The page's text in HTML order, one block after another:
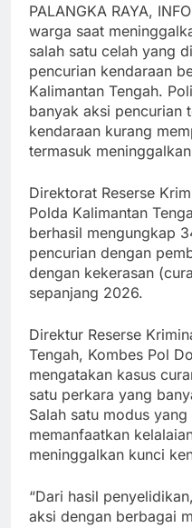
PALANGKA RAYA,
warga saat
salah satu celah yang
pencurian kendaraan
Kalimantan Tengah.
banyak aksi pencurian
kendaraan kurang
termasuk
Direktorat Reserse
Polda Kalimantan
berhasil mengungkap
pencurian dengan
dengan kekerasan
sepanjang 2026.
Direktur Reserse
Tengah, Kombes Pol
mengatakan kasus
satu perkara yang
Salah satu modus
memanfaatkan
meninggalkan kunci
“Dari hasil
aksi dengan berbagai